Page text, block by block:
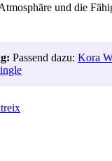
und die
Passend dazu: Kora